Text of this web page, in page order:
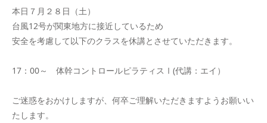
本日７月２８日（土）
台風12号が関東地方に接近しているため
安全を考慮して以下のクラスを休講とさせていただきます。
17：00～ 体幹コントロールピラティスⅠ(代講：エイ）
ご迷惑をおかけしますが、何卒ご理解いただきますようお願いい
たします。